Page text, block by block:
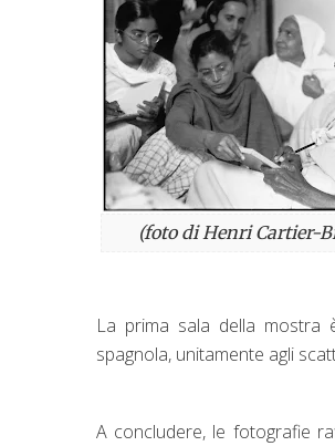
(foto di Henri Cartier-
La prima sala della mostra
spagnola, unitamente agli
A concludere, le fotografie